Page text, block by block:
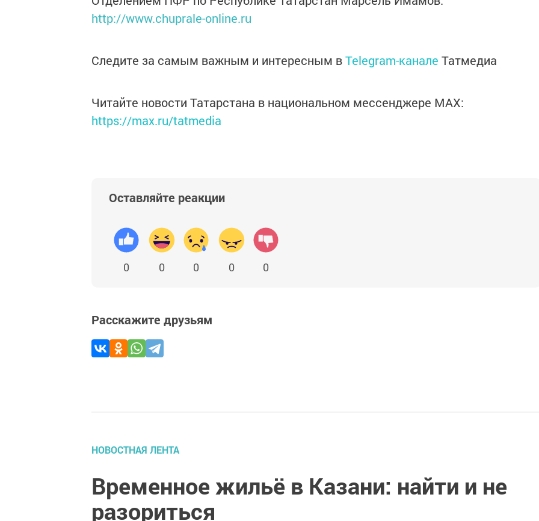
http://www.chuprale-online.ru
Следите за самым важным и интересным вTelegram-канале Татмедиа
Читайте новости Татарстана в национальном мессенджере MАХ:
https://max.ru/tatmedia
Оставляйте реакции
0 0 0 0 0
Расскажите друзьям
НОВОСТНАЯ ЛЕНТА
Временное жильё в Казани: найти и не
разориться